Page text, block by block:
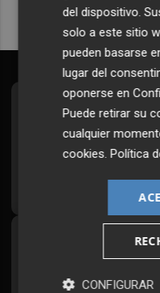
Todos los días
Plaza
del dispositivo.
solo a este sitio
pueden basarse
lugar del
oponerse en
Puede retirar su
cualquier
cookies.Política
CONFIGURAR